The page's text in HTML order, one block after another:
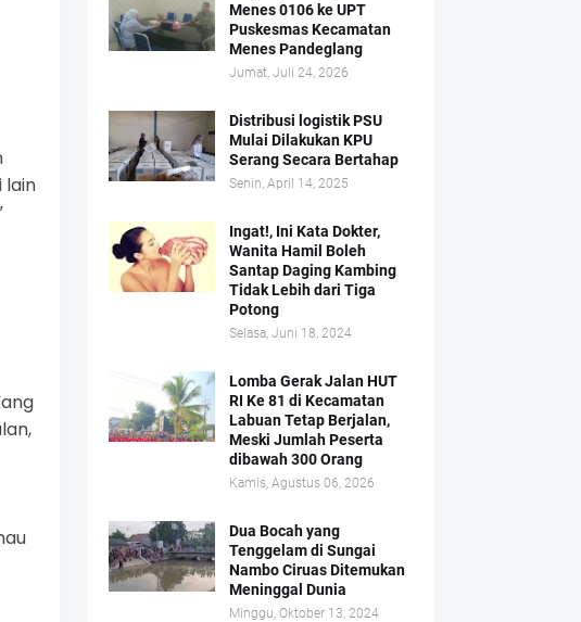
lain
Menes 0106 ke UPT
Puskesmas Kecamatan
Menes Pandeglang
Jumat, Juli 24, 2026
Distribusi logistik PSU
Mulai Dilakukan KPU
Serang Secara Bertahap
Senin, April 14, 2025
Ingat!, Ini Kata Dokter,
Wanita Hamil Boleh
Santap Daging Kambing
Tidak Lebih dari Tiga
Potong
Selasa, Juni 18, 2024
Lomba Gerak Jalan HUT
RI Ke 81 di Kecamatan
Labuan Tetap Berjalan,
Meski Jumlah Peserta
dibawah 300 Orang
Kamis, Agustus 06, 2026
Dua Bocah yang
Tenggelam di Sungai
Nambo Ciruas Ditemukan
Meninggal Dunia
Minggu, Oktober 13, 2024